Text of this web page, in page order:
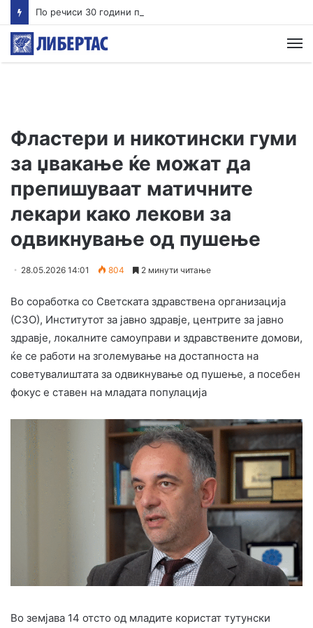
Фластери и никотински гуми
за џвакање ќе можат да
препишуваат матичните
лекари како лекови за
одвикнување од пушење
28.05.2026 14:01 804 2 минути читање
Во соработка со Светската здравствена организација
(СЗО), Институтот за јавно здравје, центрите за јавно
здравје, локалните самоуправи и здравствените домови,
ќе се работи на зголемување на достапноста на
советувалиштата за одвикнување од пушење, а посебен
фокус е ставен на младата популација
Во земјава 14 отсто од младите користат тутунски